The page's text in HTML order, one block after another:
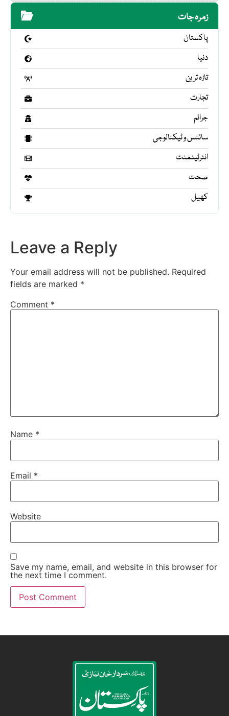
زمرہ جات
پاکستان
دنیا
تازہ ترین
تجارت
جرائم
سائنس و ٹیکنالوجی
انٹرٹینمنٹ
صحت
کھیل
Leave a Reply
Your email address will not be published. Required
fields are marked *
Comment *
Name *
Email *
Website
Save my name, email, and website in this browser for
the next time I comment.